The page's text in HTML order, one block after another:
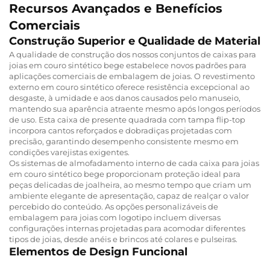
Recursos Avançados e Benefícios
Comerciais
Construção Superior e Qualidade de Material
A qualidade de construção dos nossos conjuntos de caixas para
joias em couro sintético bege estabelece novos padrões para
aplicações comerciais de embalagem de joias. O revestimento
externo em couro sintético oferece resistência excepcional ao
desgaste, à umidade e aos danos causados pelo manuseio,
mantendo sua aparência atraente mesmo após longos períodos
de uso. Esta caixa de presente quadrada com tampa flip-top
incorpora cantos reforçados e dobradiças projetadas com
precisão, garantindo desempenho consistente mesmo em
condições varejistas exigentes.
Os sistemas de almofadamento interno de cada caixa para joias
em couro sintético bege proporcionam proteção ideal para
peças delicadas de joalheira, ao mesmo tempo que criam um
ambiente elegante de apresentação, capaz de realçar o valor
percebido do conteúdo. As opções personalizáveis de
embalagem para joias com logotipo incluem diversas
configurações internas projetadas para acomodar diferentes
tipos de joias, desde anéis e brincos até colares e pulseiras.
Elementos de Design Funcional